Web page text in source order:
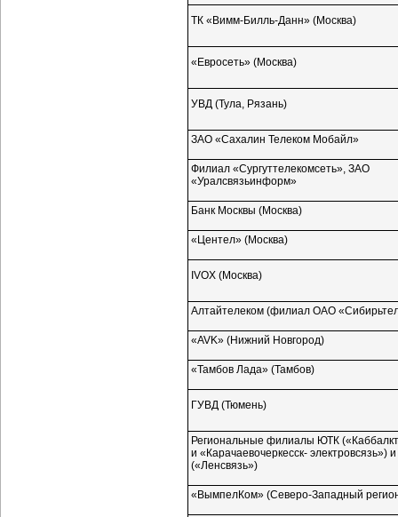
ТК «Вимм-Билль-Данн» (Москва)
«Евросеть» (Москва)
УВД (Тула, Рязань)
ЗАО «Сахалин Телеком Мобайл»
Филиал «Сургуттелекомсеть», ЗАО
«Уралсвязьинформ»
Банк Москвы (Москва)
«Центел» (Москва)
IVOX (Москва)
Алтайтелеком (филиал ОАО
«AVK» (Нижний Новгород)
«Тамбов Лада» (Тамбов)
ГУВД (Тюмень)
Региональные филиалы ЮТК
и «Карачаевочеркесск- электровсязь»)
(«Ленсвязь»)
«ВымпелКом» (Северо-Западный